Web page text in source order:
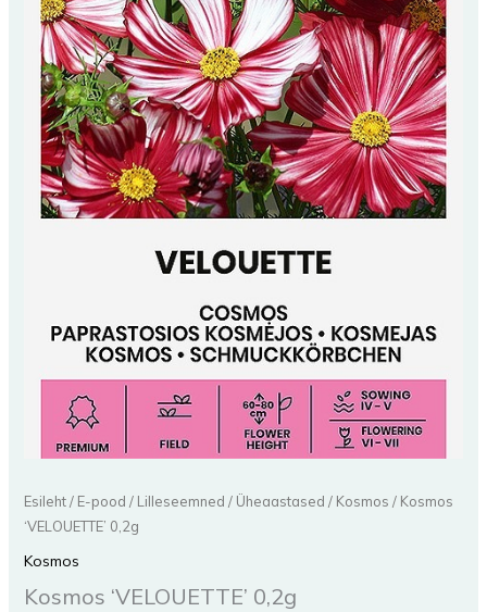
Esileht/ E-pood / Lilleseemned / Üheaastased / Kosmos / Kosmos
‘VELOUETTE’ 0,2g
Kosmos
Kosmos ‘VELOUETTE’ 0,2g